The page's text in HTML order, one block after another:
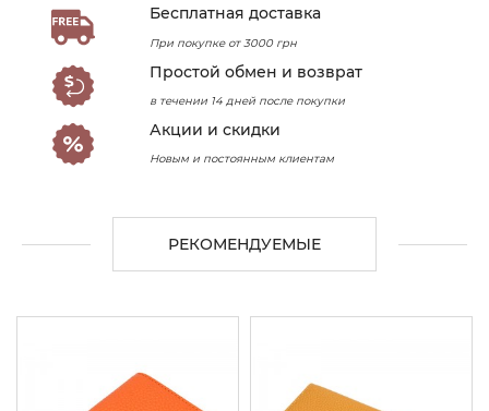
Бесплатная доставка
При покупке от 3000 грн
Простой обмен и возврат
в течении 14 дней после покупки
Акции и скидки
Новым и постоянным клиентам
РЕКОМЕНДУЕМЫЕ